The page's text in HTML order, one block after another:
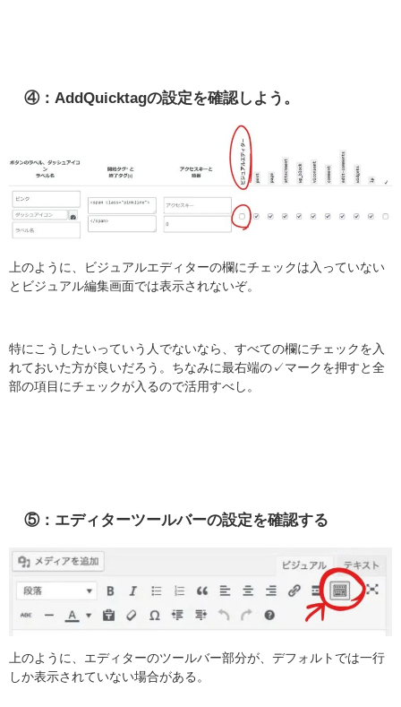
④：AddQuicktagの設定を確認しよう。
上のように、ビジュアルエディターの欄にチェックは入っていない
とビジュアル編集画面では表示されないぞ。
特にこうしたいっていう人でないなら、すべての欄にチェックを入
れておいた方が良いだろう。ちなみに最右端の✓マークを押すと全
部の項目にチェックが入るので活用すべし。
⑤：エディターツールバーの設定を確認する
上のように、エディターのツールバー部分が、デフォルトでは一行
しか表示されていない場合がある。